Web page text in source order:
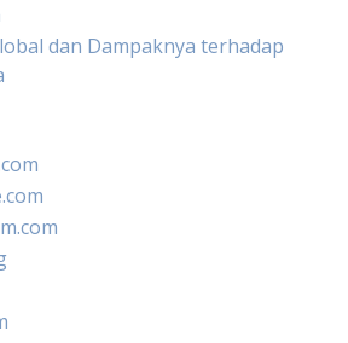
dan Dampaknya terhadap